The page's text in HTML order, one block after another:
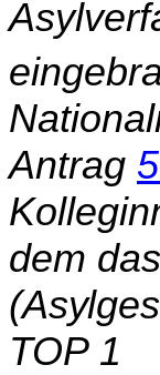
Antrag
dem
TOP 1